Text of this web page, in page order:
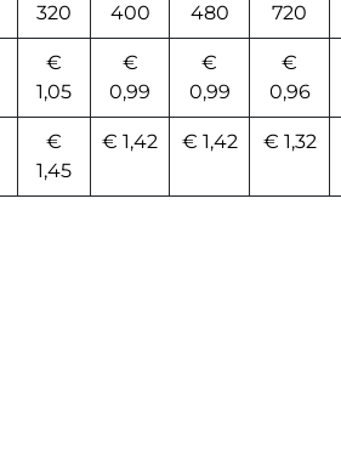
320 400 480 720
€
1,05
€
0,99
€
0,99
€
0,96
€
1,45
€ 1,42 € 1,42 € 1,32